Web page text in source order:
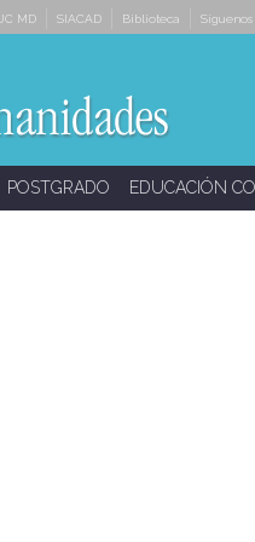
MD SIACAD Biblioteca Síguenos
POSTGRADO EDUCACIÓN